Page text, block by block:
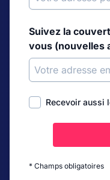
Suivez la
vous (nouvelles
Recevoir aussi
* Champs obligatoires